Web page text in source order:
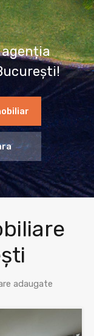
agenția
adaugate